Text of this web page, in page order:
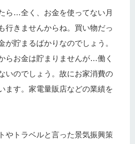
ら…全く、お金を使ってない月
行きませんからね。買い物だっ
が貯まるばかりなのでしょう。
らお金は貯まりませんが…働く
いのでしょう。故にお家消費の
ます。家電量販店などの業績を
やトラベルと言った景気振興策